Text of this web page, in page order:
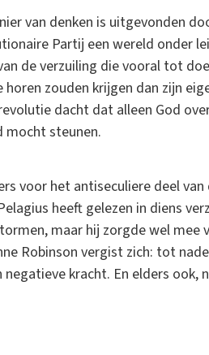
van denken is uitgevonden
Partij een wereld onder
de verzuiling die vooral tot
zouden krijgen dan zijn
dacht dat alleen God
mocht steunen.
voor het antiseculiere deel van
heeft gelezen in diens
maar hij zorgde wel mee
Robinson vergist zich: tot
kracht. En elders ook,